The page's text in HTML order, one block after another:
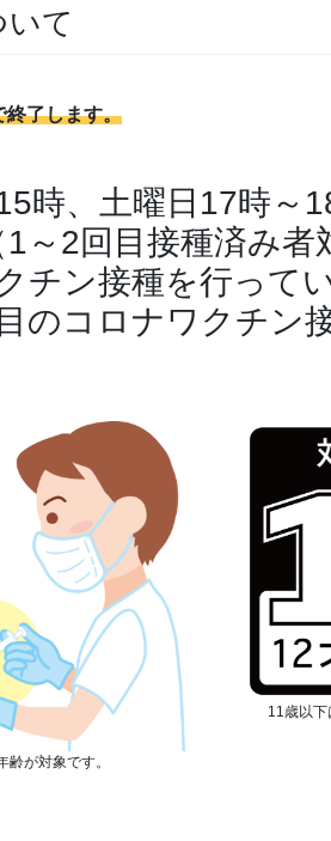
て
了します。
時、土曜日17時～
1～2回目接種済み者
チン接種を行ってい
のコロナワクチン
齢が対象です。
11歳以下